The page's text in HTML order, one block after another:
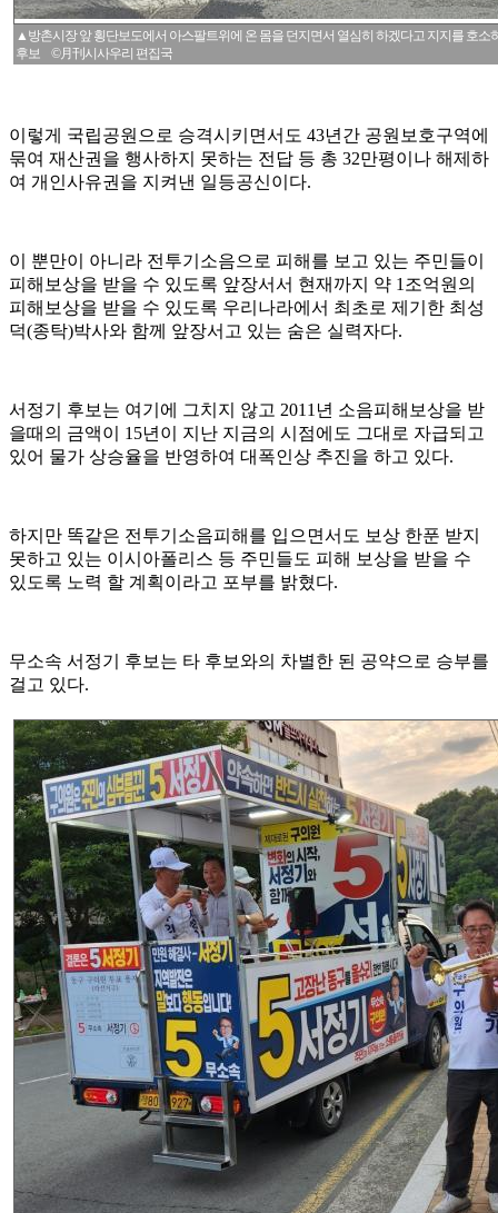
▲방촌시장 앞 횡단보도에서 아스팔트위에 온 몸을 던지면서 열심히 하겠다고 지지를 호소
후보 ©月刊시사우리 편집국
이렇게 국립공원으로 승격시키면서도 43년간 공원보호구역에
묶여 재산권을 행사하지 못하는 전답 등 총 32만평이나 해제하
여 개인사유권을 지켜낸 일등공신이다.
이 뿐만이 아니라 전투기소음으로 피해를 보고 있는 주민들이
피해보상을 받을 수 있도록 앞장서서 현재까지 약 1조억원의
피해보상을 받을 수 있도록 우리나라에서 최초로 제기한 최성
덕(종탁)박사와 함께 앞장서고 있는 숨은 실력자다.
서정기 후보는 여기에 그치지 않고 2011년 소음피해보상을 받
을때의 금액이 15년이 지난 지금의 시점에도 그대로 자급되고
있어 물가 상승율을 반영하여 대폭인상 추진을 하고 있다.
하지만 똑같은 전투기소음피해를 입으면서도 보상 한푼 받지
못하고 있는 이시아폴리스 등 주민들도 피해 보상을 받을 수
있도록 노력 할 계획이라고 포부를 밝혔다.
무소속 서정기 후보는 타 후보와의 차별한 된 공약으로 승부를
걸고 있다.